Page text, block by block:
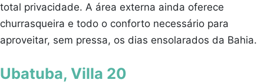
total privacidade. A área externa ainda oferece
churrasqueira e todo o conforto necessário para
aproveitar, sem pressa, os dias ensolarados da Bahia.
Ubatuba, Villa 20